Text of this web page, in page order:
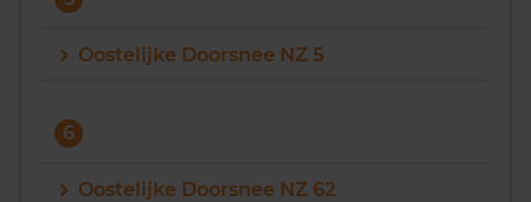
Oostelijke Doorsnee NZ 5
6
Oostelijke Doorsnee NZ 62